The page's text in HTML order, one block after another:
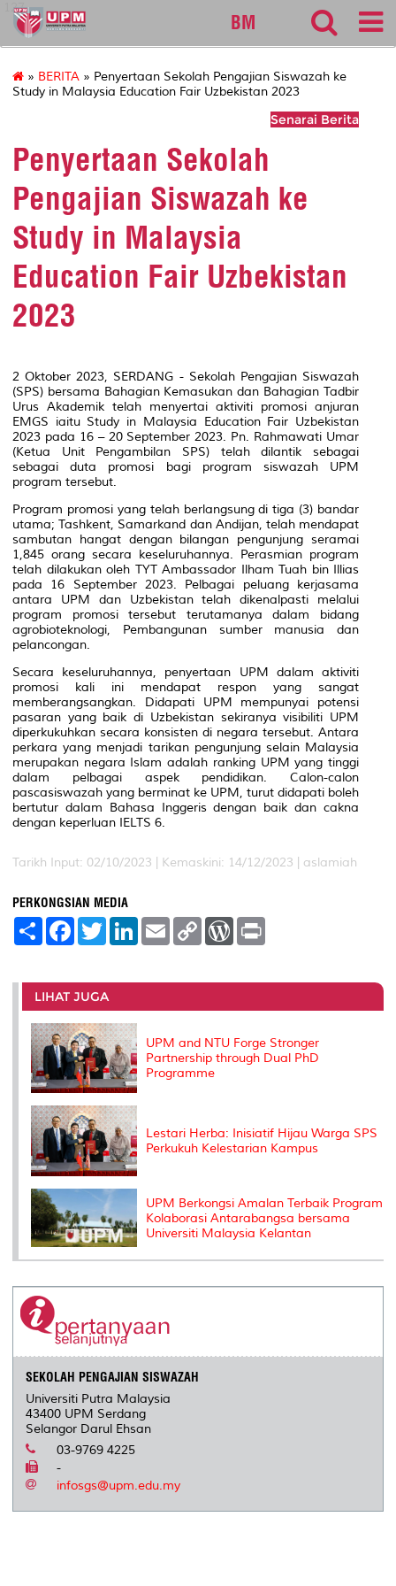
127
BM
» BERITA » Penyertaan Sekolah Pengajian Siswazah ke
Study in Malaysia Education Fair Uzbekistan 2023
Senarai Berita
Penyertaan Sekolah
Pengajian Siswazah ke
Study in Malaysia
Education Fair Uzbekistan
2023
2 Oktober 2023, SERDANG - Sekolah Pengajian Siswazah
(SPS) bersama Bahagian Kemasukan dan Bahagian Tadbir
Urus Akademik telah menyertai aktiviti promosi anjuran
EMGS iaitu Study in Malaysia Education Fair Uzbekistan
2023 pada 16 – 20 September 2023. Pn. Rahmawati Umar
(Ketua Unit Pengambilan SPS) telah dilantik sebagai
sebagai duta promosi bagi program siswazah UPM
program tersebut.
Program promosi yang telah berlangsung di tiga (3) bandar
utama; Tashkent, Samarkand dan Andijan, telah mendapat
sambutan hangat dengan bilangan pengunjung seramai
1,845 orang secara keseluruhannya. Perasmian program
telah dilakukan oleh TYT Ambassador Ilham Tuah bin Illias
pada 16 September 2023. Pelbagai peluang kerjasama
antara UPM dan Uzbekistan telah dikenalpasti melalui
program promosi tersebut terutamanya dalam bidang
agrobioteknologi, Pembangunan sumber manusia dan
pelancongan.
Secara keseluruhannya, penyertaan UPM dalam aktiviti
promosi kali ini mendapat respon yang sangat
memberangsangkan. Didapati UPM mempunyai potensi
pasaran yang baik di Uzbekistan sekiranya visibiliti UPM
diperkukuhkan secara konsisten di negara tersebut. Antara
perkara yang menjadi tarikan pengunjung selain Malaysia
merupakan negara Islam adalah ranking UPM yang tinggi
dalam pelbagai aspek pendidikan. Calon-calon
pascasiswazah yang berminat ke UPM, turut didapati boleh
bertutur dalam Bahasa Inggeris dengan baik dan cakna
dengan keperluan IELTS 6.
Tarikh Input: 02/10/2023 | Kemaskini: 14/12/2023 | aslamiah
PERKONGSIAN MEDIA
S
e
F
a
b
o
o
k
T
w
t
e
r
L
e
I
E
m
l
C
L
n
W
P
e
s
t
LIHAT JUGA
UPM and NTU Forge Stronger
Partnership through Dual PhD
Programme
Lestari Herba: Inisiatif Hijau Warga SPS
Perkukuh Kelestarian Kampus
UPM Berkongsi Amalan Terbaik Program
Kolaborasi Antarabangsa bersama
Universiti Malaysia Kelantan
SEKOLAH PENGAJIAN SISWAZAH
Universiti Putra Malaysia
43400 UPM Serdang
Selangor Darul Ehsan
03-9769 4225
-
infosgs@upm.edu.my